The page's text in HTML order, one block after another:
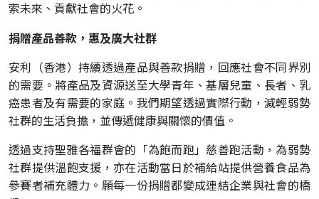
索未來、貢獻社會的火花。
捐贈產品善款，惠及廣大社群
安利（香港）持續透過產品與善款捐贈，回應社會不同界別
的需要。將產品及資源送至大學青年、基層兒童、長者、乳
癌患者及有需要的家庭。我們期望透過實際行動，減輕弱勢
社群的生活負擔，並傳遞健康與關懷的價值。
透過支持聖雅各福群會的「為飽而跑」慈善跑活動，為弱勢
社群提供溫飽支援，亦在活動當日於補給站提供營養食品為
參賽者補充體力。願每一份捐贈都變成連結企業與社會的橋